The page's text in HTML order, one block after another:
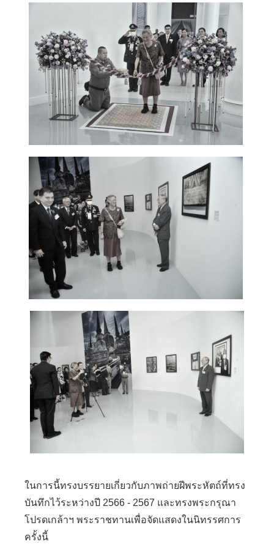
ในการนี้ทรงบรรยายเกี่ยวกับภาพถ่ายฝีพระหัตถ์ที่ทรง
บันทึกไว้ระหว่างปี 2566 - 2567 และทรงพระกรุณา
โปรดเกล้าฯ พระราชทานเพื่อจัดแสดงในนิทรรศการ
ครั้งนี้